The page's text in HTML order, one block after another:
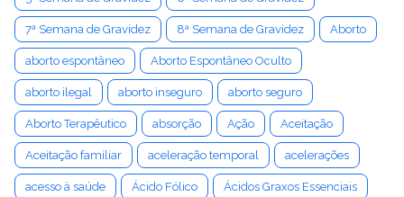
7ª Semana de Gravidez 8ª Semana de Gravidez Aborto
aborto espontâneo Aborto Espontâneo Oculto
aborto ilegal aborto inseguro aborto seguro
Aborto Terapêutico absorção Ação Aceitação
Aceitação familiar aceleração temporal acelerações
acesso à saúde Ácido Fólico Ácidos Graxos Essenciais